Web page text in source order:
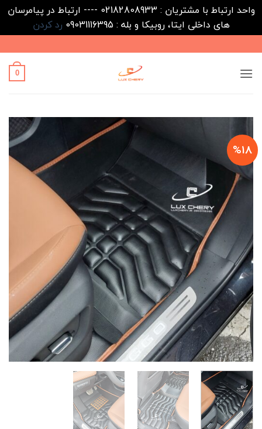
واحد ارتباط با مشتریان : 02182808933 ---- ارتباط در پیامرسان
های داخلی ایتا، روبیکا و بله : 09031116395
رد کردن
to
content
0
%18